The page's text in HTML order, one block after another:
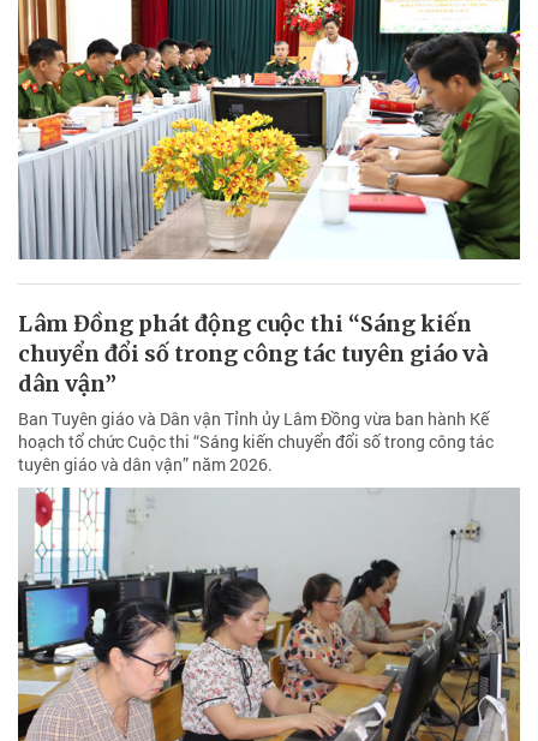
Lâm Đồng phát động cuộc thi “Sáng kiến
chuyển đổi số trong công tác tuyên giáo và
dân vận”
Ban Tuyên giáo và Dân vận Tỉnh ủy Lâm Đồng vừa ban hành Kế
hoạch tổ chức Cuộc thi “Sáng kiến chuyển đổi số trong công tác
tuyên giáo và dân vận” năm 2026.